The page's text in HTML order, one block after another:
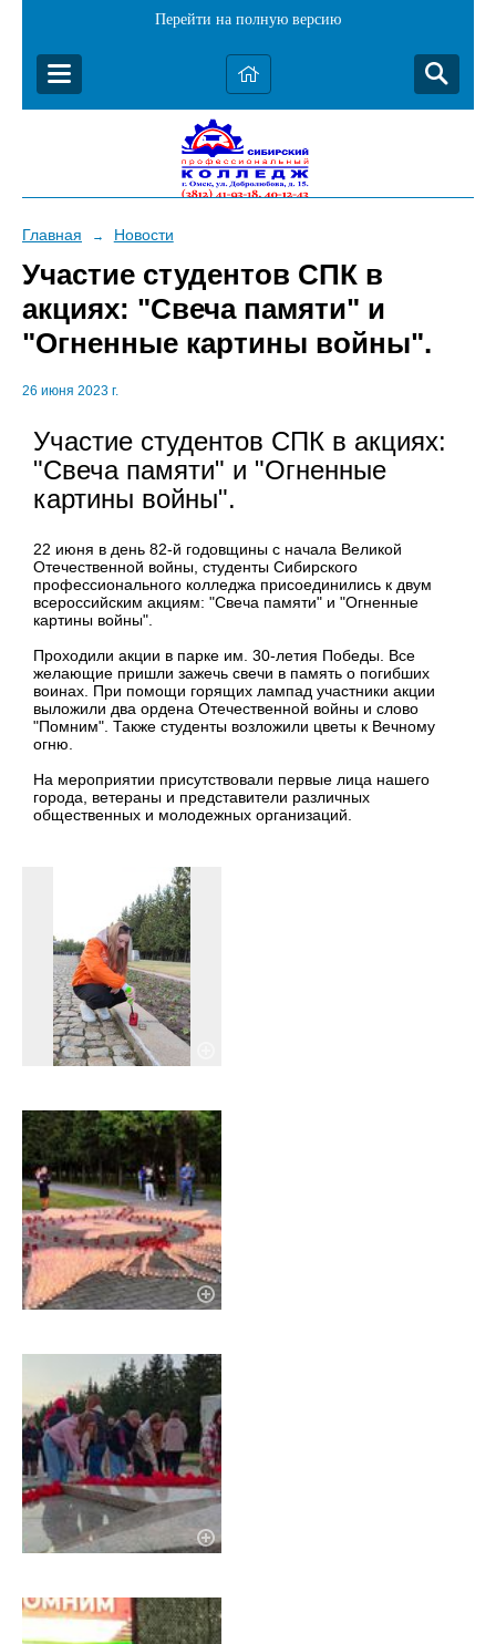
Перейти на полную версию
Главная → Новости
Участие студентов СПК в
акциях: "Свеча памяти" и
"Огненные картины войны".
26 июня 2023 г.
Участие студентов СПК в акциях:
"Свеча памяти" и "Огненные
картины войны".
22 июня в день 82-й годовщины с начала Великой
Отечественной войны, студенты Сибирского
профессионального колледжа присоединились к двум
всероссийским акциям: "Свеча памяти" и "Огненные
картины войны".
Проходили акции в парке им. 30-летия Победы. Все
желающие пришли зажечь свечи в память о погибших
воинах. При помощи горящих лампад участники акции
выложили два ордена Отечественной войны и слово
"Помним". Также студенты возложили цветы к Вечному
огню.
На мероприятии присутствовали первые лица нашего
города, ветераны и представители различных
общественных и молодежных организаций.